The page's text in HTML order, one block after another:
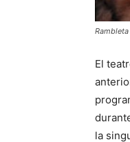
El
la